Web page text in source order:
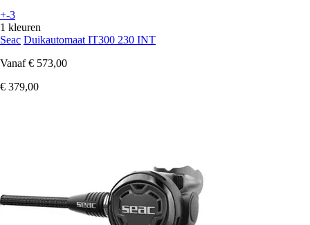
+-3
1 kleuren
Seac Duikautomaat IT300 230 INT
Vanaf € 573,00
€ 379,00